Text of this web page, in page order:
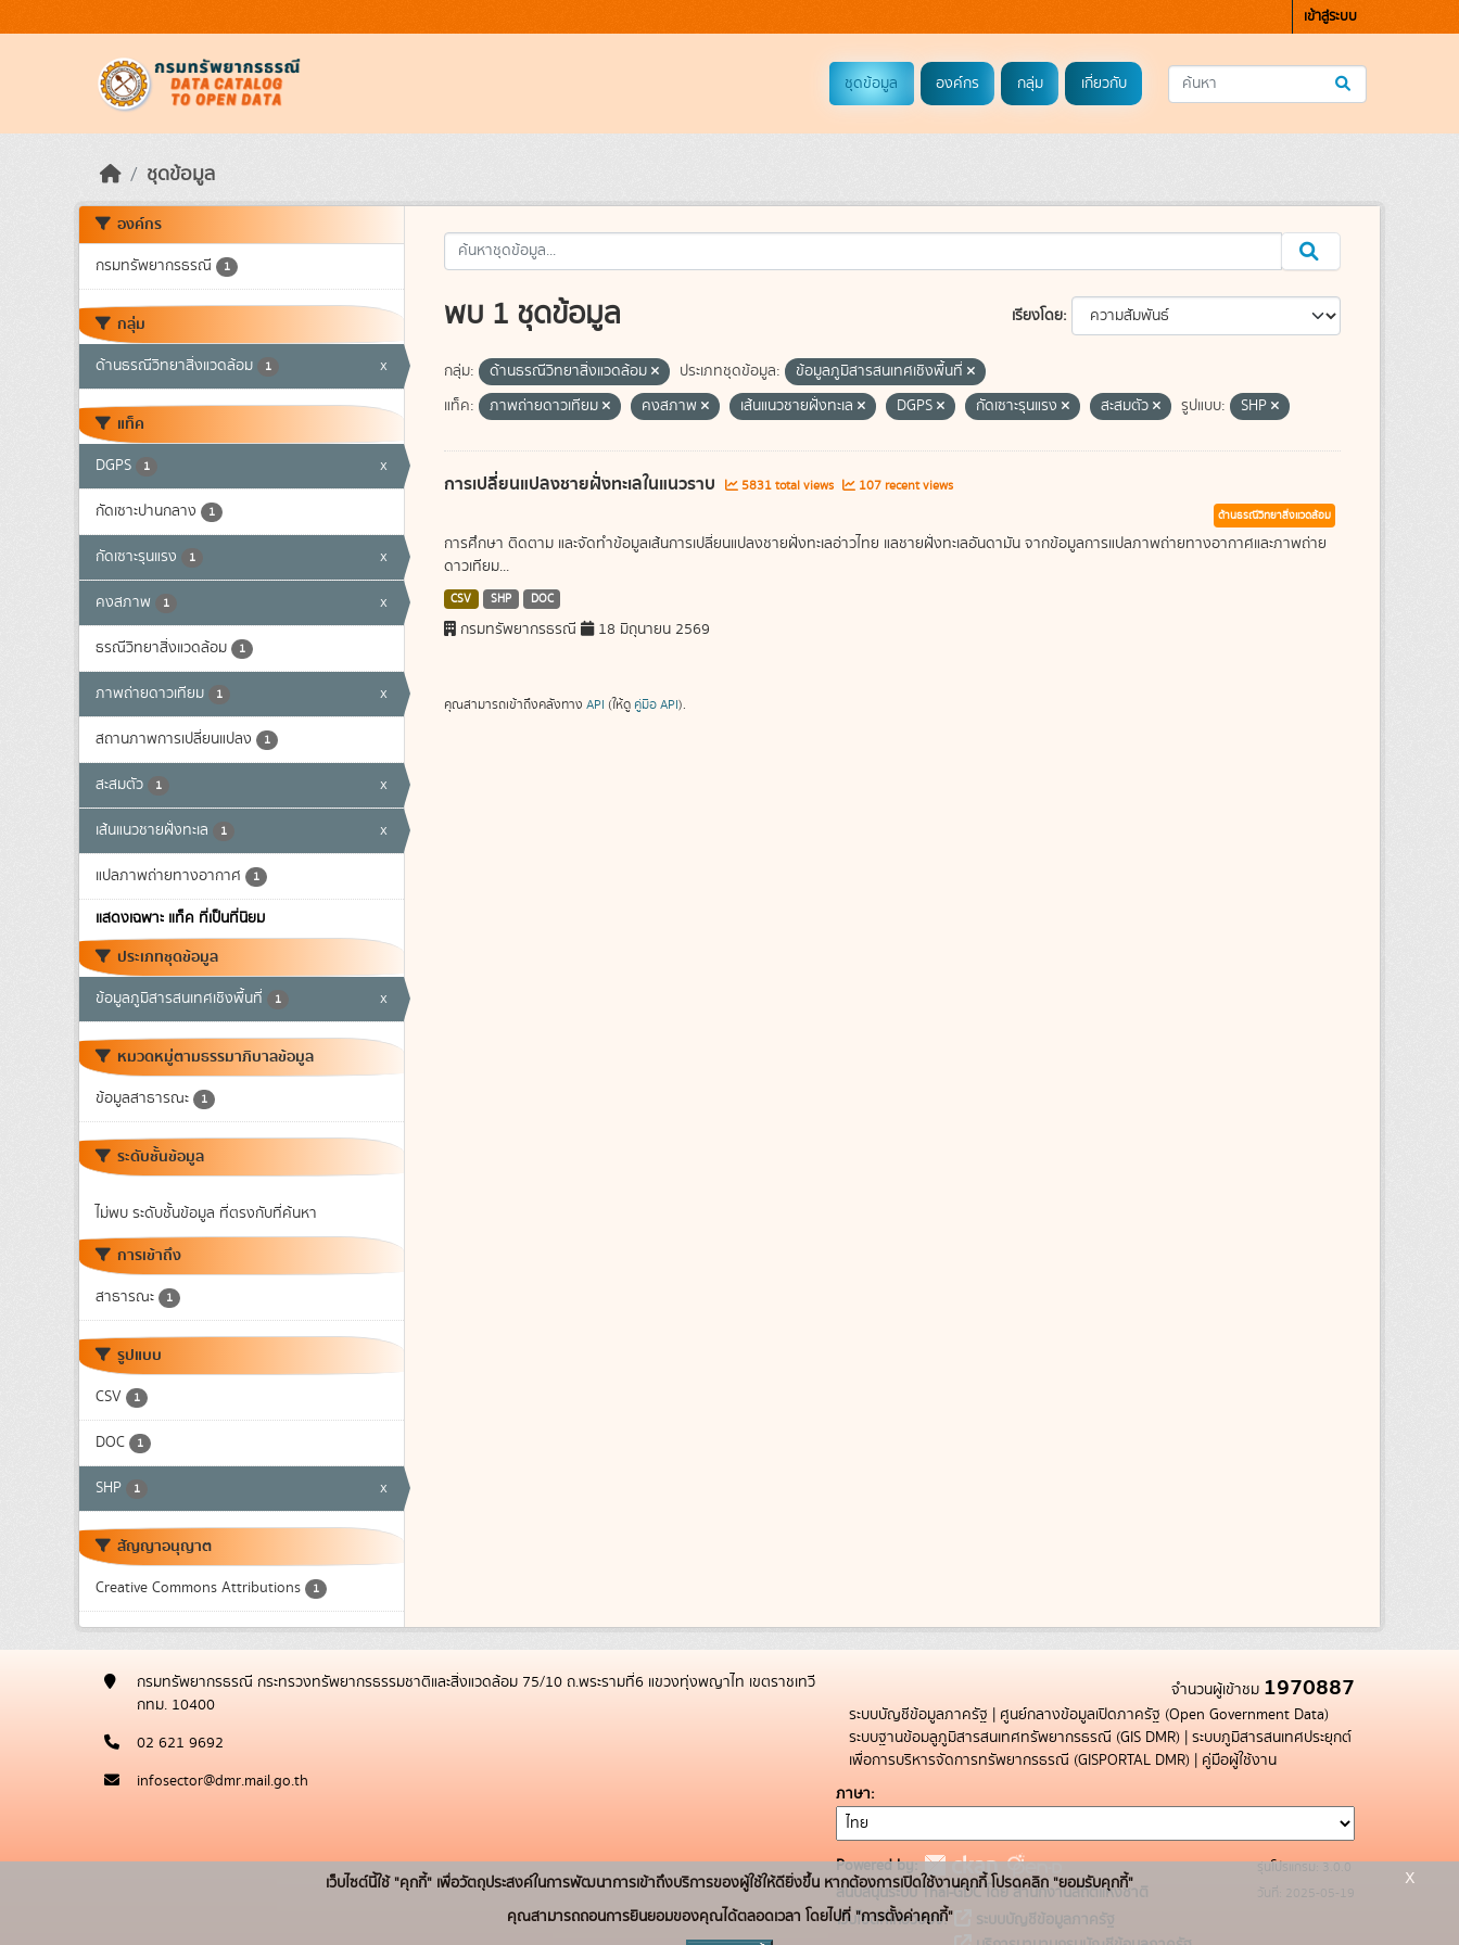
เข้าสู่ระบบ
ชุดข้อมูล องค์กร กลุ่ม เกี่ยวกับ
ชุดข้อมูล
องค์กร
กรมทรัพยากรธรณี 1
กลุ่ม
ด้านธรณีวิทยาสิ่งแวดล้อม 1 x
แท็ค
DGPS 1 x
กัดเซาะปานกลาง 1
กัดเซาะรุนแรง 1 x
คงสภาพ 1 x
ธรณีวิทยาสิ่งแวดล้อม 1
ภาพถ่ายดาวเทียม 1 x
สถานภาพการเปลี่ยนแปลง 1
สะสมตัว 1 x
เส้นแนวชายฝั่งทะเล 1 x
แปลภาพถ่ายทางอากาศ 1
แสดงเฉพาะ แท็ค ที่เป็นที่นิยม
ประเภทชุดข้อมูล
ข้อมูลภูมิสารสนเทศเชิงพื้นที่ 1 x
หมวดหมู่ตามธรรมาภิบาลข้อมูล
ข้อมูลสาธารณะ 1
ระดับชั้นข้อมูล
ไม่พบ ระดับชั้นข้อมูล ที่ตรงกับที่ค้นหา
การเข้าถึง
สาธารณะ 1
รูปแบบ
CSV 1
DOC 1
SHP 1 x
สัญญาอนุญาต
Creative Commons Attributions 1
เรียงโดย
พบ 1 ชุดข้อมูล
กลุ่ม: ด้านธรณีวิทยาสิ่งแวดล้อม ประเภทชุดข้อมูล:
ข้อมูลภูมิสารสนเทศเชิงพื้นที่
แท็ค:
ภาพถ่ายดาวเทียม คงสภาพ เส้นแนวชายฝั่งทะเล DGPS กัดเซาะรุนแรง สะสมตัว รูปแบบ: SHP
การเปลี่ยนแปลงชายฝั่งทะเลในแนวราบ 5831 total views 107 recent views
ด้านธรณีวิทยาสิ่งแวดล้อม
การศึกษา ติดตาม และจัดทำข้อมูลเส้นการเปลี่ยนแปลงชายฝั่งทะเลอ่าวไทย แลชายฝั่งทะเลอันดามัน จากข้อมูลการแปลภาพถ่ายทางอากาศและภาพถ่าย
ดาวเทียม...
CSV SHP DOC
กรมทรัพยากรธรณี 18 มิถุนายน 2569
คุณสามารถเข้าถึงคลังทาง API (ให้ดู คู่มือ API).
กรมทรัพยากรธรณี กระทรวงทรัพยากรธรรมชาติและสิ่งแวดล้อม 75/10 ถ.พระรามที่6 แขวงทุ่งพญาไท เขตราชเทวี
กทม. 10400
02 621 9692
infosector@dmr.mail.go.th
จำนวนผู้เข้าชม 1970887
ระบบบัญชีข้อมูลภาครัฐ | ศูนย์กลางข้อมูลเปิดภาครัฐ (Open Government Data)
ระบบฐานข้อมลูภูมิสารสนเทศทรัพยากรธรณี (GIS DMR) | ระบบภูมิสารสนเทศประยุกต์
เพื่อการบริหารจัดการทรัพยากรธรณี (GISPORTAL DMR) | คู่มือผู้ใช้งาน
ภาษา
Powered by:
สนับสนุนระบบ Thai-GDC โดย สำนักงานสถิติแห่งชาติ
เว็บไซต์ที่เกี่ยวข้อง:
ระบบบัญชีข้อมูลภาครัฐ
รุ่นโปรแกรม: 3.0.0
วันที่: 2025-05-19
เว็บไซต์นี้ใช้ "คุกกี้" เพื่อวัตถุประสงค์ในการพัฒนาการเข้าถึงบริการของผู้ใช้ให้ดียิ่งขึ้น หากต้องการเปิดใช้งานคุกกี้ โปรดคลิก "ยอมรับคุกกี้"
คุณสามารถถอนการยินยอมของคุณได้ตลอดเวลา โดยไปที่ "การตั้งค่าคุกกี้"
x